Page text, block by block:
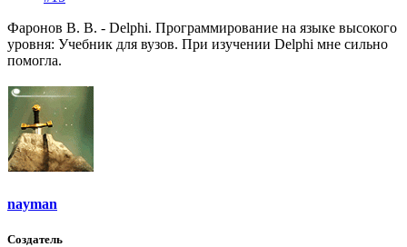
Фаронов В. В. - Delphi. Программирование на языке высокого
уровня: Учебник для вузов. При изучении Delphi мне сильно
помогла.
nayman
Создатель